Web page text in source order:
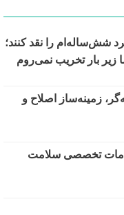
شش‌ساله‌ام را نقد کنند؛
زیر بار تخریب نمی‌روم
زمینه‌ساز اصلاح و
تخصصی سلامت